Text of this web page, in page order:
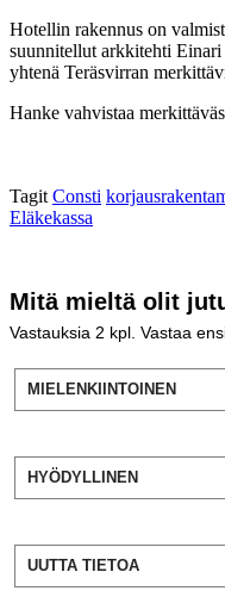
Hotellin rakennus on
suunnitellut arkkitehti
yhtenä Teräsvirran
Hanke vahvistaa
Tagit Consti
Eläkekassa
Mitä mieltä olit
Vastauksia 2 kpl. Vastaa
MIELENKIINTOINEN
HYÖDYLLINEN
UUTTA TIETOA